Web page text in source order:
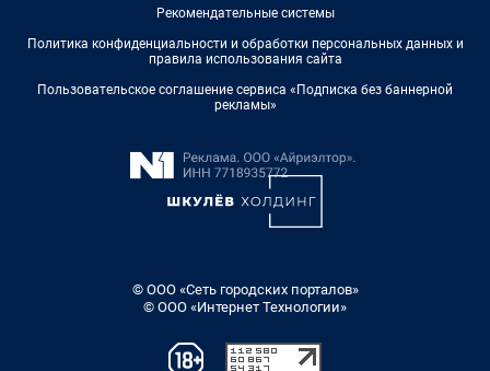
Рекомендательные системы
Политика конфиденциальности и обработки персональных данных и
правила использования сайта
Пользовательское соглашение сервиса «Подписка без баннерной
рекламы»
© ООО «Сеть городских порталов»
© ООО «Интернет Технологии»